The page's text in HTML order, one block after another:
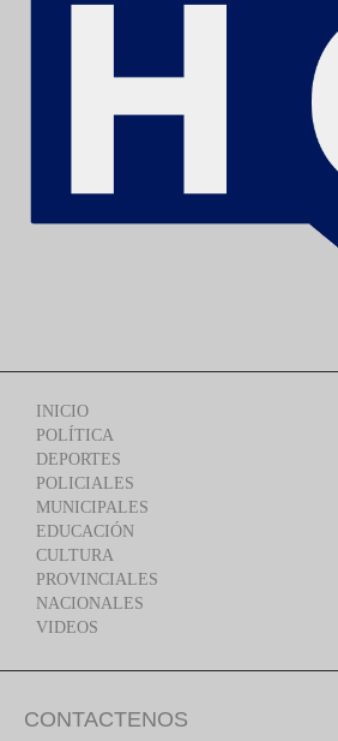
INICIO
POLÍTICA
DEPORTES
POLICIALES
MUNICIPALES
EDUCACIÓN
CULTURA
PROVINCIALES
NACIONALES
VIDEOS
CONTACTENOS